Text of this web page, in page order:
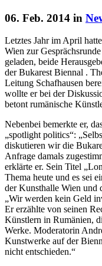
06. Feb. 2014 in
Letztes Jahr im April
Wien zur
geladen, beide
der Bukarest Biennal .
Leitung Schafhausen
wollte er bei der
betont rumänische
Nebenbei bemerkte er,
„spotlight politics“:
diskutieren wir die
Anfrage damals
erklärte er. Sein Titel
Thema heute und es sei
der Kunsthalle Wien und
„Wir werden kein Geld
Er erzählte von seinen
Künstlern in Rumänien,
Werke. Moderatorin
Kunstwerke auf der
nicht entschieden.“